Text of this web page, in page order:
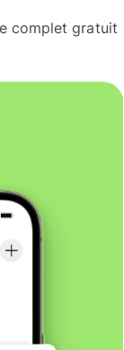
complet gratuit